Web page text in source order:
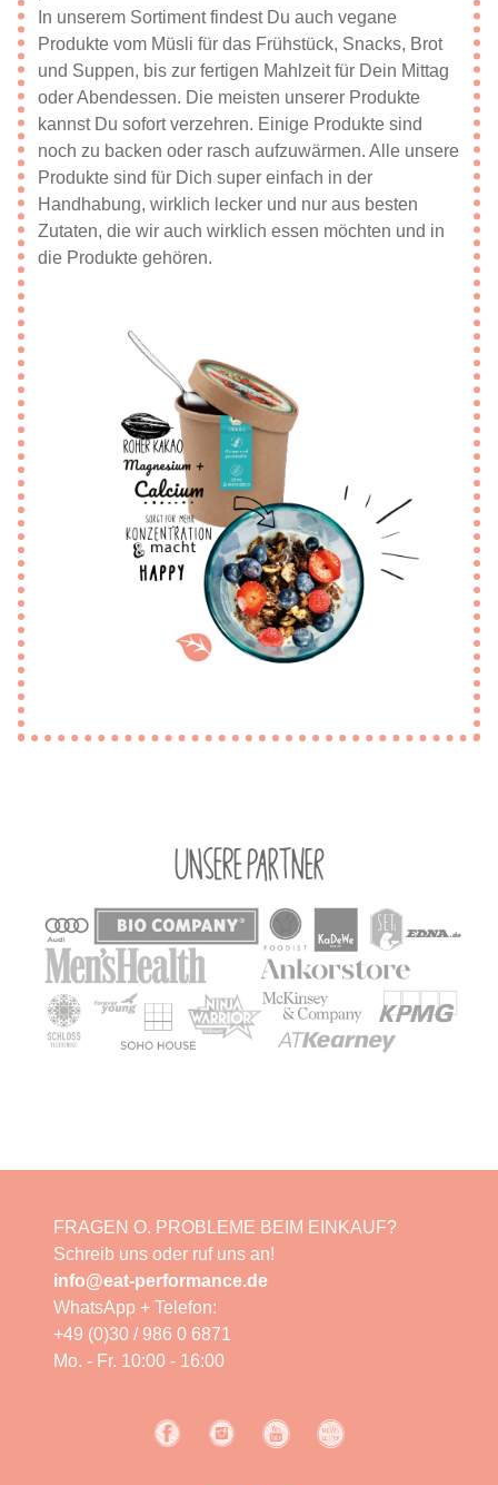
In unserem Sortiment findest Du auch vegane
Produkte vom Müsli für das Frühstück, Snacks, Brot
und Suppen, bis zur fertigen Mahlzeit für Dein Mittag
oder Abendessen. Die meisten unserer Produkte
kannst Du sofort verzehren. Einige Produkte sind
noch zu backen oder rasch aufzuwärmen. Alle unsere
Produkte sind für Dich super einfach in der
Handhabung, wirklich lecker und nur aus besten
Zutaten, die wir auch wirklich essen möchten und in
die Produkte gehören.
Unsere Partner
FRAGEN O. PROBLEME BEIM EINKAUF?
Schreib uns oder ruf uns an!
info@eat-performance.de
WhatsApp + Telefon:
+49 (0)30 / 986 0 6871
Mo. - Fr. 10:00 - 16:00